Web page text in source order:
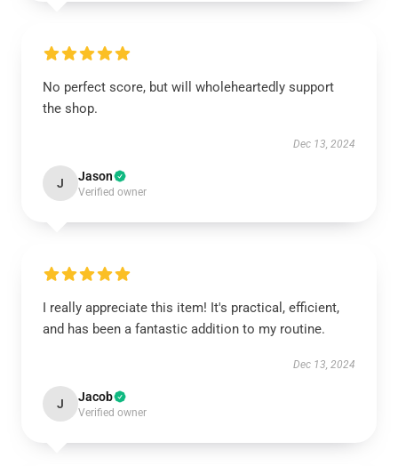
No perfect score, but will wholeheartedly support
the shop.
Dec 13, 2024
J Jason
Verified owner
I really appreciate this item! It's practical, efficient,
and has been a fantastic addition to my routine.
Dec 13, 2024
J Jacob
Verified owner